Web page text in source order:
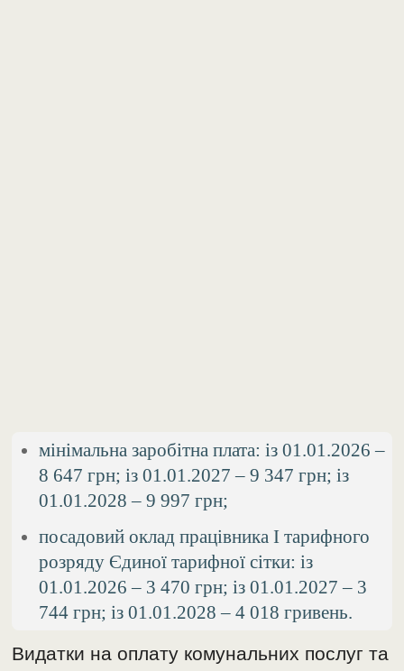
мінімальна заробітна плата: із 01.01.2026 –
8 647 грн; із 01.01.2027 – 9 347 грн; із
01.01.2028 – 9 997 грн;
посадовий оклад працівника І тарифного
розряду Єдиної тарифної сітки: із
01.01.2026 – 3 470 грн; із 01.01.2027 – 3
744 грн; із 01.01.2028 – 4 018 гривень.
Видатки на оплату комунальних послуг та